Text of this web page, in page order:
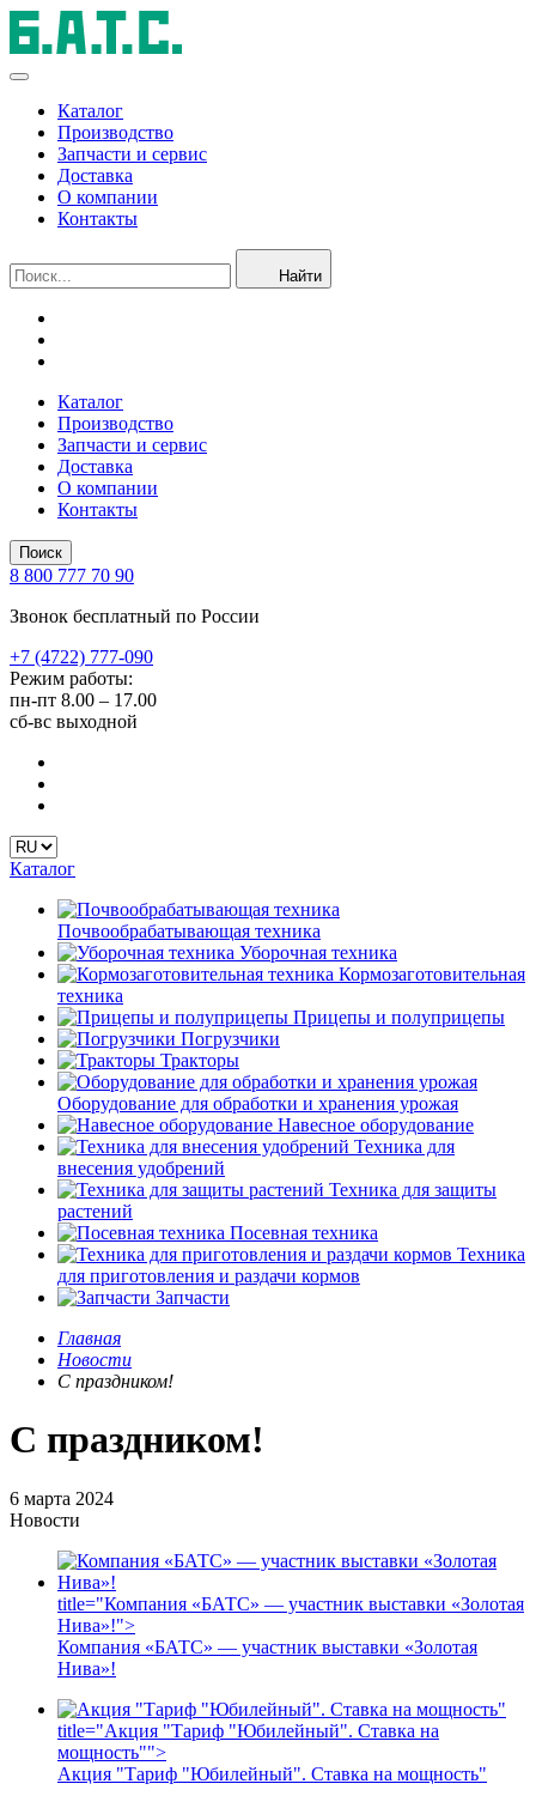
Каталог
Производство
Запчасти и сервис
Доставка
О компании
Контакты
Найти
Каталог
Производство
Запчасти и сервис
Доставка
О компании
Контакты
Поиск
8 800 777 70 90
Звонок бесплатный по России
+7 (4722) 777-090
Режим работы:
пн-пт 8.00 – 17.00
сб-вс выходной
Каталог
Почвообрабатывающая техника
Уборочная техника
Кормозаготовительная
техника
Прицепы и полуприцепы
Погрузчики
Тракторы
Оборудование для обработки и хранения урожая
Навесное оборудование
Техника для
внесения удобрений
Техника для защиты
растений
Посевная техника
Техника
для приготовления и раздачи кормов
Запчасти
Главная
Новости
С праздником!
С праздником!
6 марта 2024
Новости
title="Компания «БАТС» — участник выставки «Золотая
Нива»!">
Компания «БАТС» — участник выставки «Золотая
Нива»!
title="Акция "Тариф "Юбилейный". Ставка на
мощность"">
Акция "Тариф "Юбилейный". Ставка на мощность"